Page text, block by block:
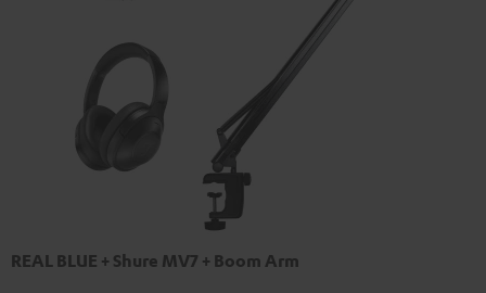
REAL BLUE + Shure MV7 + Boom Arm